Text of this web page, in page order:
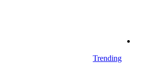
Trending